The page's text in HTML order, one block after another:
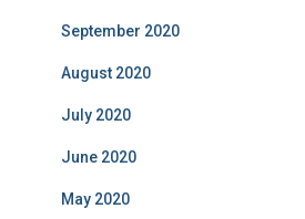
September 2020
August 2020
July 2020
June 2020
May 2020